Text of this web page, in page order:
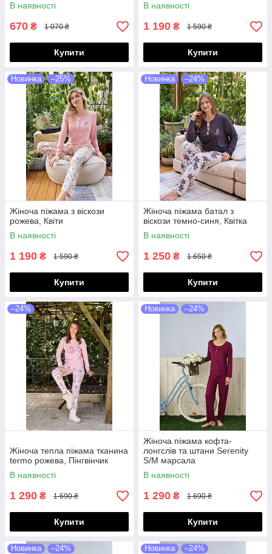
В наявності
670 ₴ 1 070 ₴
Купити
В наявності
1 190 ₴ 1 590 ₴
Купити
Новинка –25%
Жіноча піжама з віскози
рожева, Квіти
В наявності
1 190 ₴ 1 590 ₴
Купити
Новинка –24%
Жіноча піжама батал з
віскози темно-синя, Квітка
В наявності
1 250 ₴ 1 650 ₴
Купити
–24%
Жіноча тепла піжама тканина
termo рожева, Пінгвінчик
В наявності
1 290 ₴ 1 690 ₴
Купити
Новинка –24%
Жіноча піжама кофта-
лонгслів та штани Serenity
S/M марсала
В наявності
1 290 ₴ 1 690 ₴
Купити
Новинка –24% Новинка –24%